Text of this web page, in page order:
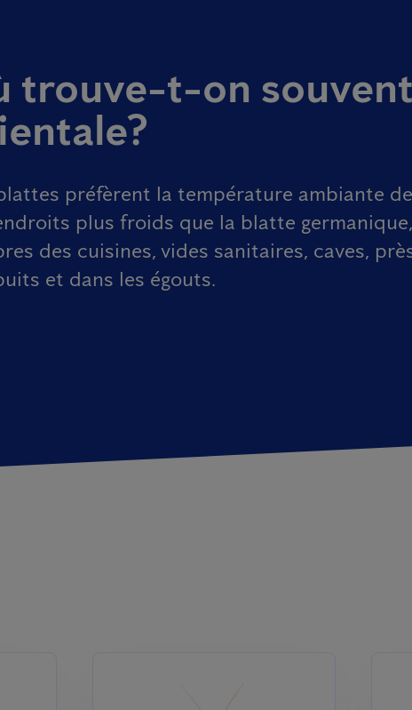
trouve-t-on
préfèrent la température ambiante
plus froids que la blatte
des cuisines, vides sanitaires, caves,
et dans les égouts.